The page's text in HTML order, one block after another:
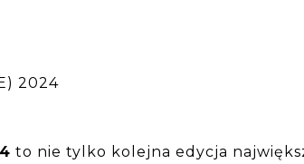
2024
to nie tylko kolejna edycja